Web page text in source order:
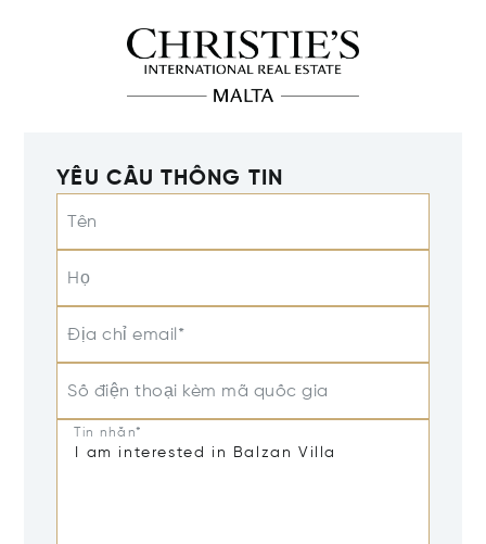
YÊU CẦU THÔNG TIN
Tên
Họ
Địa chỉ email*
Số điện thoại kèm mã quốc gia
Tin nhắn*